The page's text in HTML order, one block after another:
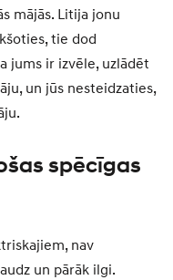
mājās. Litija jonu
tie dod
jums ir izvēle, uzlādēt
un jūs nesteidzaties,
spēcīgas
nav
un pārāk ilgi.